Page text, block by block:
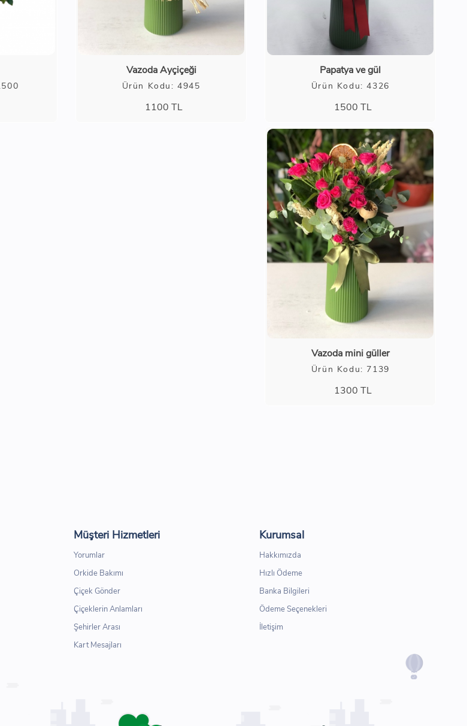
Vazoda Ayçiçeği
Ürün Kodu: 4945
1100 TL
Papatya ve gül
Ürün Kodu: 4326
1500 TL
Vazoda mini güller
Ürün Kodu: 7139
1300 TL
Müşteri Hizmetleri
Yorumlar
Orkide Bakımı
Çiçek Gönder
Çiçeklerin Anlamları
Şehirler Arası
Kart Mesajları
Kurumsal
Hakkımızda
Hızlı Ödeme
Banka Bilgileri
Ödeme Seçenekleri
İletişim